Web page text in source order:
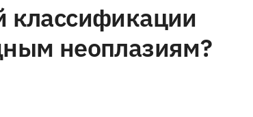
классификации
неоплазиям?